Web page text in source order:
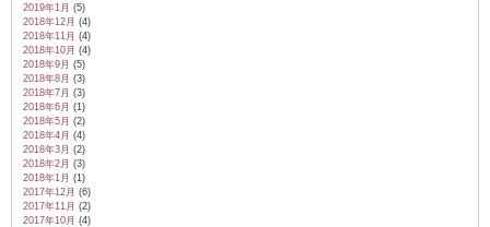
2019年1月 (5)
2018年12月 (4)
2018年11月 (4)
2018年10月 (4)
2018年9月 (5)
2018年8月 (3)
2018年7月 (3)
2018年6月 (1)
2018年5月 (2)
2018年4月 (4)
2018年3月 (2)
2018年2月 (3)
2018年1月 (1)
2017年12月 (6)
2017年11月 (2)
2017年10月 (4)